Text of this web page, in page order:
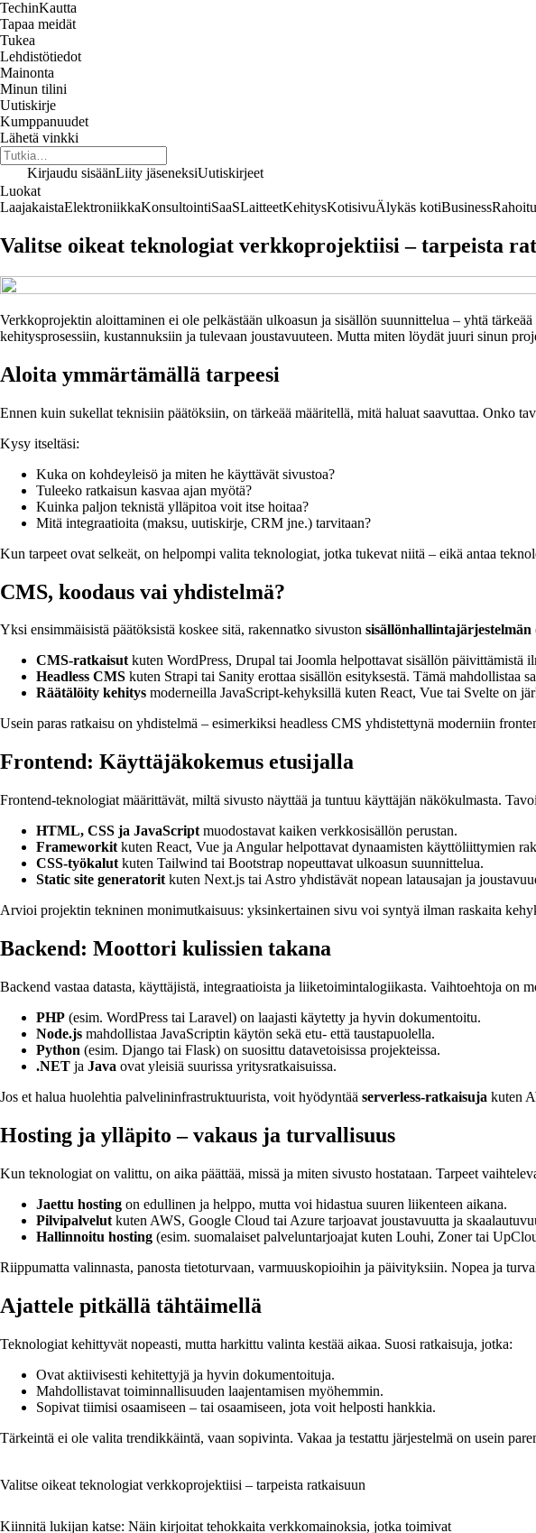
TechinKautta
Tapaa meidät
Tukea
Lehdistötiedot
Mainonta
Minun tilini
Uutiskirje
Kumppanuudet
Lähetä vinkki
Kirjaudu sisäänLiity jäseneksiUutiskirjeet
Luokat
LaajakaistaElektroniikkaKonsultointiSaaSLaitteetKehitysKotisivuÄlykäs kotiBusiness
Valitse oikeat teknologiat verkkoprojektiisi – tarpeista
Verkkoprojektin aloittaminen ei ole pelkästään ulkoasun ja sisällön suunnittelua – yhtä
kehitysprosessiin, kustannuksiin ja tulevaan joustavuuteen. Mutta miten löydät juuri sinun
Aloita ymmärtämällä tarpeesi
Ennen kuin sukellat teknisiin päätöksiin, on tärkeää määritellä, mitä haluat saavuttaa. Onko
Kysy itseltäsi:
Kuka on kohdeyleisö ja miten he käyttävät sivustoa?
Tuleeko ratkaisun kasvaa ajan myötä?
Kuinka paljon teknistä ylläpitoa voit itse hoitaa?
Mitä integraatioita (maksu, uutiskirje, CRM jne.) tarvitaan?
Kun tarpeet ovat selkeät, on helpompi valita teknologiat, jotka tukevat niitä – eikä antaa
CMS, koodaus vai yhdistelmä?
Yksi ensimmäisistä päätöksistä koskee sitä, rakennatko sivuston sisällönhallintajärjestelmän
CMS-ratkaisutkuten WordPress, Drupal tai Joomla helpottavat sisällön
Headless CMS kuten Strapi tai Sanity erottaa sisällön esityksestä. Tämä mahdollistaa
Räätälöity kehitys moderneilla JavaScript-kehyksillä kuten React, Vue tai Svelte on
Usein paras ratkaisu on yhdistelmä – esimerkiksi headless CMS yhdistettynä moderniin
Frontend: Käyttäjäkokemus etusijalla
Frontend-teknologiat määrittävät, miltä sivusto näyttää ja tuntuu käyttäjän näkökulmasta.
HTML, CSS ja JavaScript muodostavat kaiken verkkosisällön perustan.
Frameworkit kuten React, Vue ja Angular helpottavat dynaamisten käyttöliittymien
CSS-työkalut kuten Tailwind tai Bootstrap nopeuttavat ulkoasun suunnittelua.
Static site generatorit kuten Next.js tai Astro yhdistävät nopean latausajan ja
Arvioi projektin tekninen monimutkaisuus: yksinkertainen sivu voi syntyä ilman raskaita
Backend: Moottori kulissien takana
Backend vastaa datasta, käyttäjistä, integraatioista ja liiketoimintalogiikasta. Vaihtoehtoja on
PHP (esim. WordPress tai Laravel) on laajasti käytetty ja hyvin dokumentoitu.
Node.js mahdollistaa JavaScriptin käytön sekä etu- että taustapuolella.
Python (esim. Django tai Flask) on suosittu datavetoisissa projekteissa.
.NET ja Java ovat yleisiä suurissa yritysratkaisuissa.
Jos et halua huolehtia palvelininfrastruktuurista, voit hyödyntää serverless-ratkaisuja kuten
Hosting ja ylläpito – vakaus ja turvallisuus
Kun teknologiat on valittu, on aika päättää, missä ja miten sivusto hostataan. Tarpeet
Jaettu hosting on edullinen ja helppo, mutta voi hidastua suuren liikenteen aikana.
Pilvipalvelut kuten AWS, Google Cloud tai Azure tarjoavat joustavuutta ja
Hallinnoitu hosting (esim. suomalaiset palveluntarjoajat kuten Louhi, Zoner tai
Riippumatta valinnasta, panosta tietoturvaan, varmuuskopioihin ja päivityksiin. Nopea ja
Ajattele pitkällä tähtäimellä
Teknologiat kehittyvät nopeasti, mutta harkittu valinta kestää aikaa. Suosi ratkaisuja, jotka:
Ovat aktiivisesti kehitettyjä ja hyvin dokumentoituja.
Mahdollistavat toiminnallisuuden laajentamisen myöhemmin.
Sopivat tiimisi osaamiseen – tai osaamiseen, jota voit helposti hankkia.
Tärkeintä ei ole valita trendikkäintä, vaan sopivinta. Vakaa ja testattu järjestelmä on usein
Valitse oikeat teknologiat verkkoprojektiisi – tarpeista ratkaisuun
Kiinnitä lukijan katse: Näin kirjoitat tehokkaita verkkomainoksia, jotka toimivat